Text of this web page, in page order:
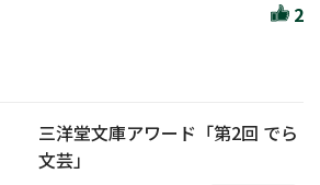
2
三洋堂文庫アワード「第2回 でら
文芸」